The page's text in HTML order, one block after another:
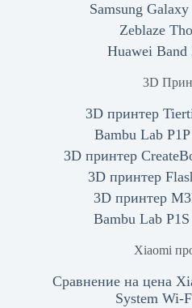
Samsung
Zeblaze
Huawei Band
3D
3D принтер
Bambu Lab
3D принтер
3D принтер
3D принтер
Bambu Lab
Xiaomi
Сравнение на цена
System Wi-